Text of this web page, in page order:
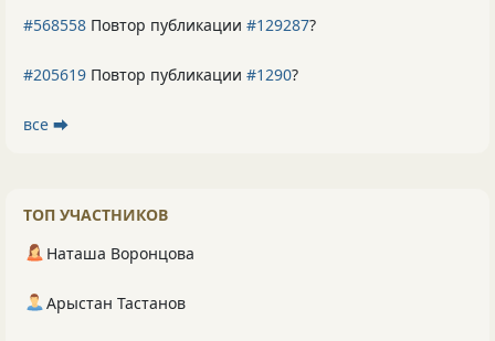
#568558 Повтор публикации #129287?
#205619 Повтор публикации #1290?
все ⮕
ТОП УЧАСТНИКОВ
Наташа Воронцова
Арыстан Тастанов